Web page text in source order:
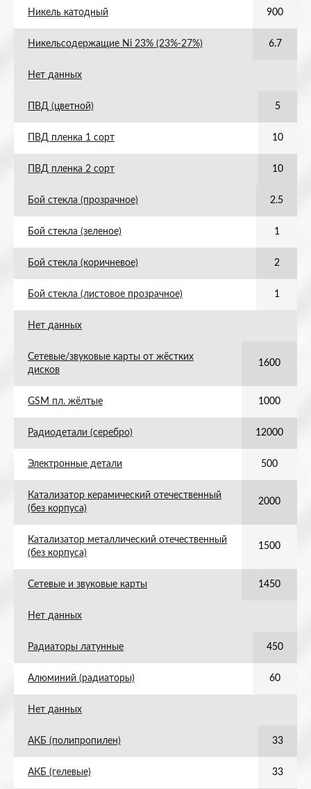
Никель катодный 900
Никельсодержащие Ni 23% (23%-27%) 6.7
Нет данных
ПВД (цветной) 5
ПВД пленка 1 сорт 10
ПВД пленка 2 сорт 10
Бой стекла (прозрачное) 2.5
Бой стекла (зеленое) 1
Бой стекла (коричневое) 2
Бой стекла (листовое прозрачное) 1
Нет данных
Сетевые/звуковые карты от жёстких
дисков
1600
GSM пл. жёлтые 1000
Радиодетали (серебро) 12000
Электронные детали 500
Катализатор керамический отечественный
(без корпуса)
2000
Катализатор металлический отечественный
(без корпуса)
1500
Сетевые и звуковые карты 1450
Нет данных
Радиаторы латунные 450
Алюминий (радиаторы) 60
Нет данных
АКБ (полипропилен) 33
АКБ (гелевые) 33